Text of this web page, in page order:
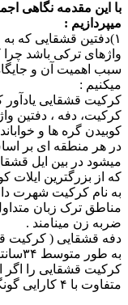
با این مقدمه نگاهی
میپردازیم :
۱)دفتین قشقایی که
واژهای ترکی باشد چرا
سبب اهمیت آن و
میکنیم :
کرکیت قشقایی یادآور
کرکیت، دفه ، دفتین
کوبیدن گره ها و
در هر منطقه ای بر
میشود در بین ایل
که از بزرگترین ایلات
به نام کرکیت شهرت
ضربه زن مینامند .
دفه قشقایی ( کرکیت
به طور متوسط ۳۴سانتیمتر میباشد .
متفاوت با ۴ کارایی گونگون این ابزار بافت را در بر گرفته است :